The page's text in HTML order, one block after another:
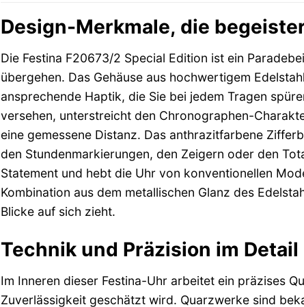
Design-Merkmale, die
Die Festina F20673/2 Special Edition ist ein
übergehen. Das Gehäuse aus hochwertigem
ansprechende Haptik, die Sie bei jedem Tragen
versehen, unterstreicht den Chronographen-
eine gemessene Distanz. Das anthrazitfarbene
den Stundenmarkierungen, den Zeigern oder den
Statement und hebt die Uhr von konventionellen
Kombination aus dem metallischen Glanz des
Blicke auf sich zieht.
Technik und Präzision im Detail
Im Inneren dieser Festina-Uhr arbeitet ein präzises
Zuverlässigkeit geschätzt wird. Quarzwerke sind